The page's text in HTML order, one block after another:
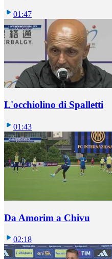
01:47
L'occhiolino di Spalletti
01:43
Da Amorim a Chivu
02:18